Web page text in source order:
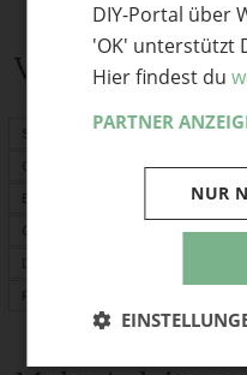
Verwandte
Sommerdeko
Garten
Basteln mit Kindern
Geschenke
Deko
Frühling
DIY-Portal über
'OK' unterstützt
Hier findest du
PARTNER
NUR